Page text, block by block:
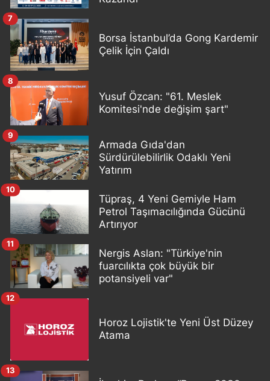
Borsa İstanbul’da Gong Kardemir
Çelik İçin Çaldı
7
Yusuf Özcan: "61. Meslek
Komitesi'nde değişim şart"
8
Armada Gıda'dan
Sürdürülebilirlik Odaklı Yeni
Yatırım
9
Tüpraş, 4 Yeni Gemiyle Ham
Petrol Taşımacılığında Gücünü
Artırıyor
10
Nergis Aslan: "Türkiye'nin
fuarcılıkta çok büyük bir
potansiyeli var"
11
Horoz Lojistik'te Yeni Üst Düzey
Atama
12
13